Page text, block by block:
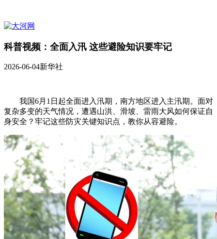
科普视频：全面入汛 这些避险知识要牢记
2026-06-04新华社
我国6月1日起全面进入汛期，南方地区进入主汛期。面对
复杂多变的天气情况，遭遇山洪、滑坡、雷雨大风如何保证自
身安全？牢记这些防灾关键知识点，教你从容避险。